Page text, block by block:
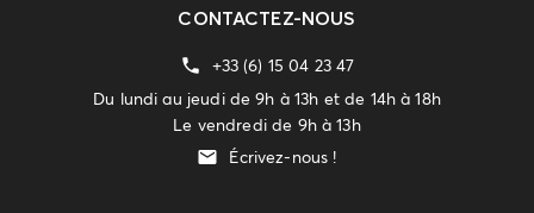
CONTACTEZ-NOUS
+33 (6) 15 04 23 47
Du lundi au jeudi de 9h à 13h et de 14h à 18h
Le vendredi de 9h à 13h
Écrivez-nous !